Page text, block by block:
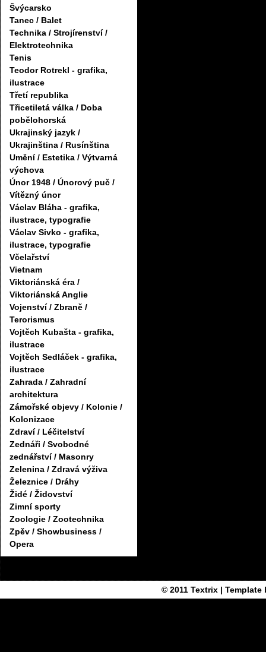
Švýcarsko
Tanec / Balet
Technika / Strojírenství /
Elektrotechnika
Tenis
Teodor Rotrekl - grafika,
ilustrace
Třetí republika
Třicetiletá válka / Doba
pobělohorská
Ukrajinský jazyk /
Ukrajinština / Rusínština
Umění / Estetika / Výtvarná
výchova
Únor 1948 / Únorový puč /
Vítězný únor
Václav Bláha - grafika,
ilustrace, typografie
Václav Sivko - grafika,
ilustrace, typografie
Včelařství
Vietnam
Viktoriánská éra /
Viktoriánská Anglie
Vojenství / Zbraně /
Terorismus
Vojtěch Kubašta - grafika,
ilustrace
Vojtěch Sedláček - grafika,
ilustrace
Zahrada / Zahradní
architektura
Zámořské objevy / Kolonie /
Kolonizace
Zdraví / Léčitelství
Zednáři / Svobodné
zednářství / Masonry
Zelenina / Zdravá výživa
Železnice / Dráhy
Židé / Židovství
Zimní sporty
Zoologie / Zootechnika
Zpěv / Showbusiness /
Opera
© 2011 Textrix| Template